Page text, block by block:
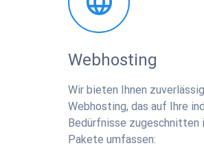
Webhosting
Wir bieten Ihnen
Webhosting, das auf Ihre
Bedürfnisse zugeschnitten
Pakete umfassen: